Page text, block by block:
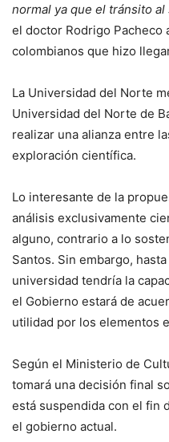
normal ya que el tránsito
el doctor Rodrigo Pacheco
colombianos que hizo
La Universidad del Norte
Universidad del Norte de
realizar una alianza entre
exploración científica.
Lo interesante de la
análisis exclusivamente
alguno, contrario a lo
Santos. Sin embargo,
universidad tendría la
el Gobierno estará de
utilidad por los elementos
Según el Ministerio de
tomará una decisión final
está suspendida con el fin
el gobierno actual.